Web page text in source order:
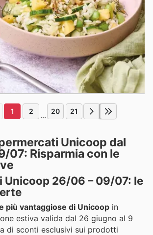
1 2 ... 20 21
Unicoop dal
07: Risparmia con le
Unicoop 26/06 – 09/07: le
più vantaggiose di Unicoop in
estiva valida dal 26 giugno al 9
di sconti esclusivi sui prodotti